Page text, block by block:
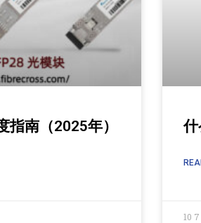
指南（2025年） 什
10